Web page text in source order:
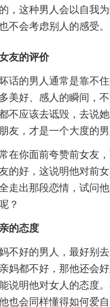
，这种男人会以自我
不会考虑别人的感受。
友的评价
话的男人通常是靠不
美好、感人的瞬间，
不应该去诋毁，去说
友，才是一个大度的男
在你面前夸赞前女友
的好，这说明他对前
走出那段恋情，试问
？
的态度
不好的男人，最好别
妈都不好，那他还会
说明他对女人的态度
也会同样懂得如何爱